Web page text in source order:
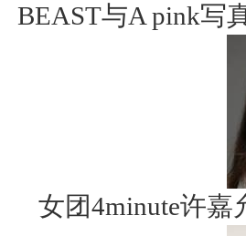
BEAST与A pink写
女团4minute许嘉